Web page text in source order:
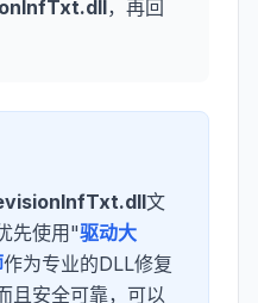
，再回
文
先使用"驱动大
作为专业的DLL修复
且安全可靠，可以